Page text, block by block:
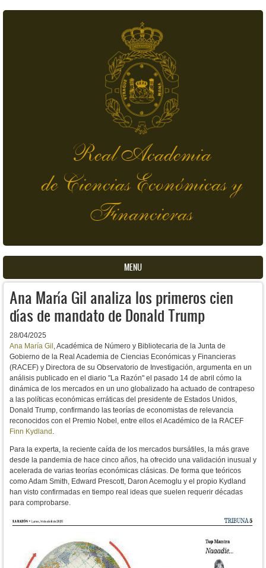
Real Academia
de Ciencias Económicas y
Financieras
MENU
Ana María Gil analiza los primeros cien
días de mandato de Donald Trump
28/04/2025
Ana María Gil , Académica de Número y Bibliotecaria de la Junta de
Gobierno de la Real Academia de Ciencias Económicas y Financieras
(RACEF) y Directora de su Observatorio de Investigación, argumenta en un
análisis publicado en el diario "La Razón" el pasado 14 de abril cómo la
dinámica de los mercados en un uno globalizado ha actuado de contrapeso
a las políticas económicas erráticas del presidente de Estados Unidos,
Donald Trump, confirmando las teorías de economistas de relevancia
reconocidos con el Premio Nobel, entre ellos el Académico de la RACEF
Finn Kydland .
Para la experta, l a reciente caída de los mercados bursátiles, la más grave
desde la pandemia de hace cinco años, ha ofrecido una validación inusual y
acelerada de varias teorías económicas clásicas. De forma que teóricos
como Adam Smith, Edward Prescott, Daron Acemoglu y el propio Kydland
han visto confirmadas en tiempo real ideas que suelen requerir décadas
para comprobarse.